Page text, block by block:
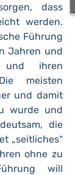
dass
werden.
Führung
Jahren und
und ihren
meisten
und damit
wurde und
die
„seitliches“
ohne zu
will